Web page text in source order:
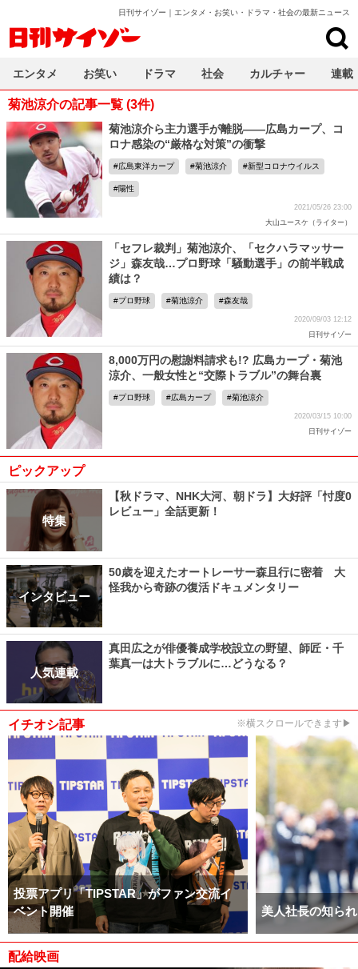
日刊サイゾー｜エンタメ・お笑い・ドラマ・社会の最新ニュース
菊池涼介の記事一覧 (3件)
菊池涼介ら主力選手が離脱――広島カープ、コ
ロナ感染の“厳格な対策”の衝撃
広島東洋カープ 菊池涼介 新型コロナウイルス
陽性
2021/05/26 23:00
大山ユースケ（ライター）
「セフレ裁判」菊池涼介、「セクハラマッサー
ジ」森友哉…プロ野球「騒動選手」の前半戦成
績は？
プロ野球 菊池涼介 森友哉
2020/09/03 12:12
日刊サイゾー
8,000万円の慰謝料請求も!? 広島カープ・菊池
涼介、一般女性と“交際トラブル”の舞台裏
プロ野球 広島カープ 菊池涼介
2020/03/15 10:00
日刊サイゾー
ピックアップ
特集
【秋ドラマ、NHK大河、朝ドラ】大好評「忖度0
レビュー」全話更新！
インタビュー
50歳を迎えたオートレーサー森且行に密着 大
怪我から奇跡の復活ドキュメンタリー
人気連載
真田広之が俳優養成学校設立の野望、師匠・千
葉真一は大トラブルに…どうなる？
イチオシ記事 ※横スクロールできます▶
投票アプリ「TIPSTAR」がファン交流イ
ベント開催
美人社長の知ら
配給映画
エンタメ お笑い ドラマ 社会 カルチャー 連載